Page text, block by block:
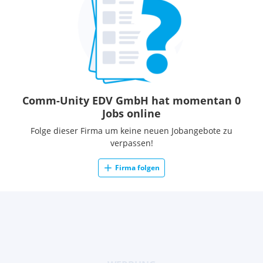
Was bei uns noch mit dazu gehört:
Flexible Arbeitszeiten und Möglichkeit der Telearbeit
Flache Hierarchien und kurze Wege
Geförderte Weiterbildungen
Täglich frisches & kostenloses Mittagsmenü aus der
hauseigenen Betriebsküche
Gesundheits- & Zukunftsvorsorge durch Betriebsärztin,
Sonderkonditionen bei Krankenversicherung, steuerfreie
Zukunftssicherung
Büro im Grünen mit guter Anbindung und kostenlosen
Parkplätzen
(Autobahn nur 5 Minuten, öffentliche Verkehrsmittel nur
wenige Meter entfernt)
Comm-Unity EDV GmbH hat momentan 0
Jobs online
Folge dieser Firma um keine neuen Jobangebote zu
verpassen!
Firma folgen